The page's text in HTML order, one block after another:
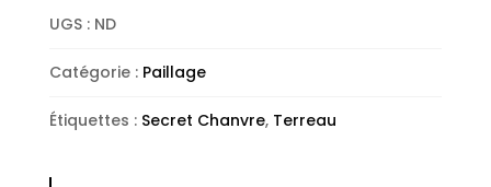
UGS : ND
Catégorie : Paillage
Étiquettes : Secret Chanvre, Terreau